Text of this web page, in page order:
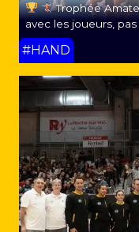
Trophée
avec les joueurs,
#HAND